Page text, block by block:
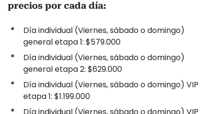
precios por cada día:
Día individual (Viernes, sábado o domingo)
general etapa 1: $579.000
Día individual (Viernes, sábado o domingo)
general etapa 2: $629.000
Día individual (Viernes, sábado o domingo) VIP
etapa 1: $1.199.000